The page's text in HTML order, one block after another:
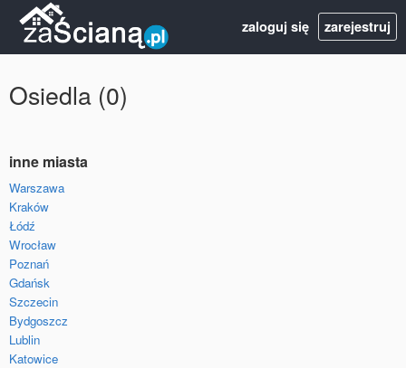
zaloguj się zarejestruj
Osiedla (0)
inne miasta
Warszawa
Kraków
Łódź
Wrocław
Poznań
Gdańsk
Szczecin
Bydgoszcz
Lublin
Katowice